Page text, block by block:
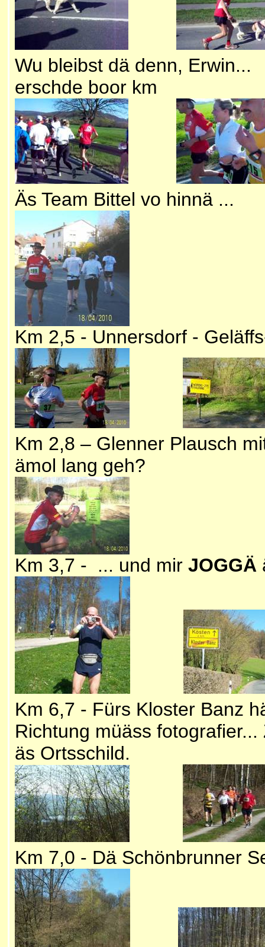
Wu bleibst dä denn,
erschde boor km
Äs Team Bittel vo
Km 2,5 - Unnersdorf -
Km 2,8 – Glenner Plausch
ämol lang geh?
Km 3,7 - ... und mir JOGGÄ
Km 6,7 - Fürs Kloster Banz
Richtung müäss
äs Ortsschild.
Km 7,0 - Dä